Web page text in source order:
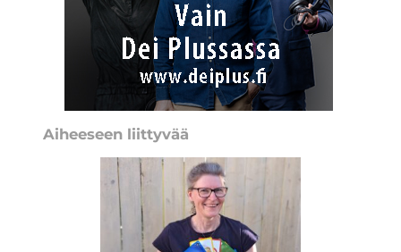
Aiheeseen liittyvää